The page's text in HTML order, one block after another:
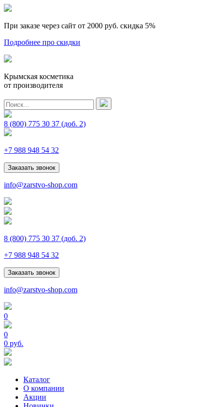
При заказе через сайт от 2000 руб. скидка 5%
Подробнее про скидки
Крымская косметика
от производителя
8 (800) 775 30 37 (доб. 2)
+7 988 948 54 32
Заказать звонок
info@zarstvo-shop.com
8 (800) 775 30 37 (доб. 2)
+7 988 948 54 32
Заказать звонок
info@zarstvo-shop.com
0
0
0 руб.
Каталог
О компании
Акции